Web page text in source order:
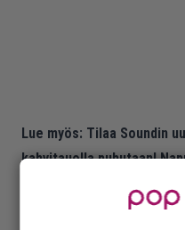
Lue myös: Tilaa Soundin
kahvitauolla puhutaan!
uutiset ja puheenaiheet